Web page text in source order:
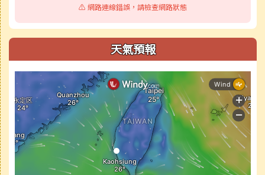
⚠️ 網路連線錯誤，請檢查網路狀態
天氣預報